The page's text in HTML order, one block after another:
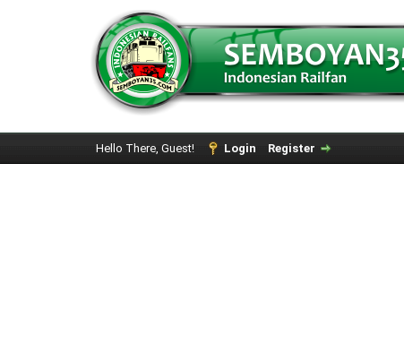
Hello There, Guest! Login Register